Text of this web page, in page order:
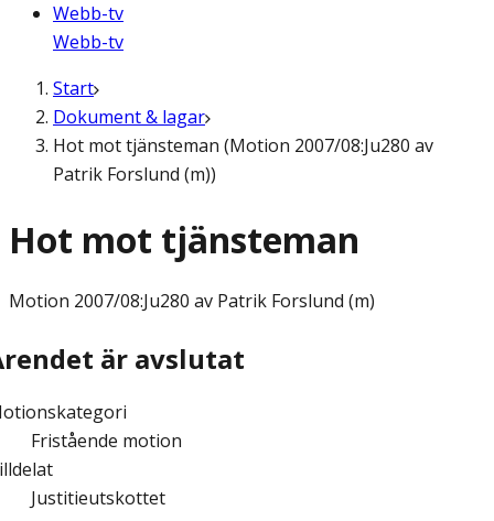
Webb-tv
Webb-tv
Start
Dokument & lagar
Hot mot tjänsteman (Motion 2007/08:Ju280 av
Patrik Forslund (m))
Hot mot tjänsteman
Motion 2007/08:Ju280 av Patrik Forslund (m)
är avslutat
Fristående motion
Justitieutskottet